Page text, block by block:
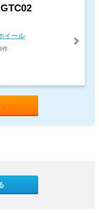
イール
件